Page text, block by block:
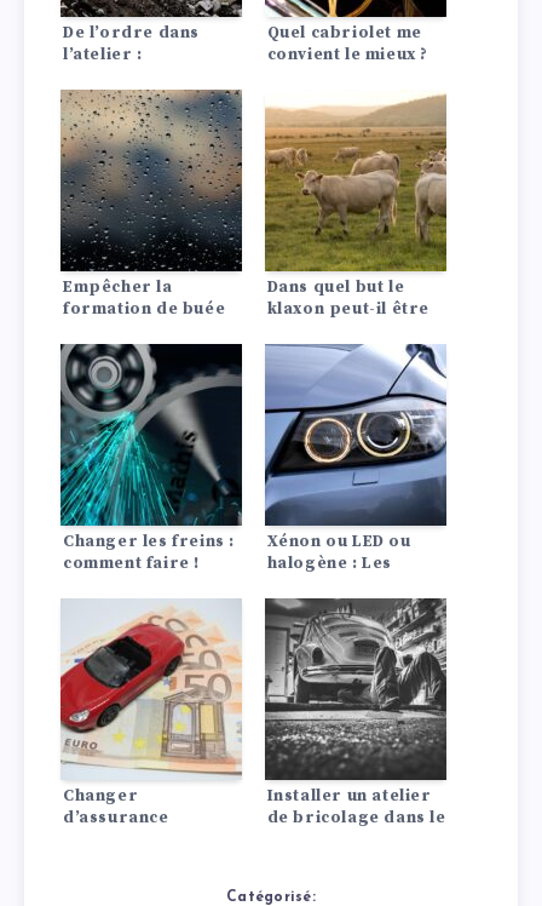
De l’ordre dans
l’atelier :
professionnels
Quel cabriolet me
convient le mieux ?
Empêcher la
formation de buée
voiture grâce à la
climatisation
Dans quel but le
klaxon peut-il être
agglomération ou
hors agglomération
Changer les freins :
comment faire !
Xénon ou LED ou
halogène : Les
coup d’œil !
Changer
d’assurance
Installer un atelier
de bricolage dans le
Catégorisé: